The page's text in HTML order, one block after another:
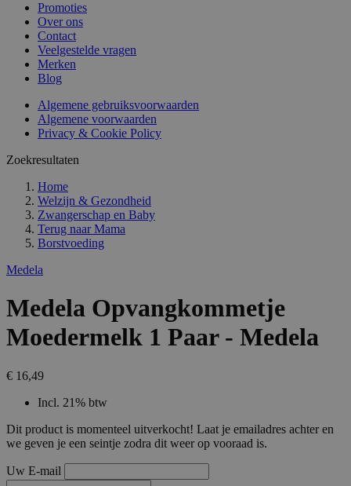
Promoties
Over ons
Contact
Veelgestelde vragen
Merken
Blog
Algemene gebruiksvoorwaarden
Algemene voorwaarden
Privacy & Cookie Policy
Zoekresultaten
Home
Welzijn & Gezondheid
Zwangerschap en Baby
Terug naar Mama
Borstvoeding
Medela
Medela Opvangkommetje
Moedermelk 1 Paar - Medela
€ 16,49
Incl. 21% btw
Dit product is momenteel uitverkocht! Laat je emailadres achter en
we geven je een seintje zodra dit weer op vooraad is.
Uw E-mail